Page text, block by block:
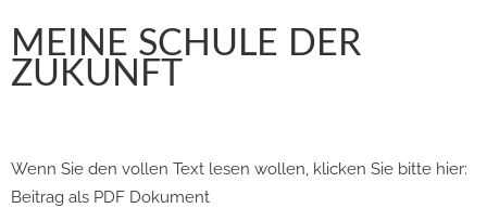
MEINE SCHULE DER
ZUKUNFT
Wenn Sie den vollen Text lesen wollen, klicken Sie bitte hier:
Beitrag als PDF Dokument